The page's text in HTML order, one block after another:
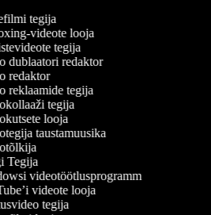
tegija
videote looja
tegija
dublaatori redaktor
redaktor
reklaamide tegija
tegija
looja
taustamuusika
videotöötlusprogramm
videote looja
tegija